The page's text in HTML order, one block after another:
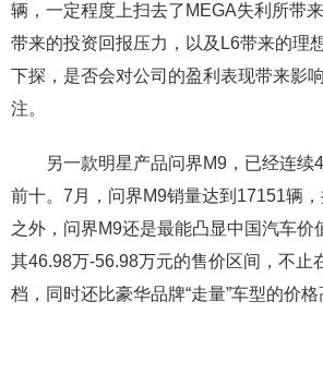
辆，一定程度上扫去了MEGA失利所带
带来的投资回报压力，以及L6带来的理
下探，是否会对公司的盈利表现带来影
注。
另一款明星产品问界M9，已经连续4
前十。7月，问界M9销量达到17151辆
之外，问界M9还是最能凸显中国汽车价
其46.98万-56.98万元的售价区间，不止
档，同时还比豪华品牌“走量”车型的价格